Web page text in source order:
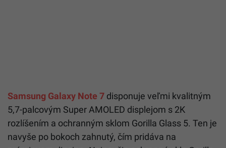
Samsung Galaxy Note 7 disponuje veľmi kvalitným
5,7-palcovým Super AMOLED displejom s 2K
rozlíšením a ochranným sklom Gorilla Glass 5. Ten je
navyše po bokoch zahnutý, čím pridáva na